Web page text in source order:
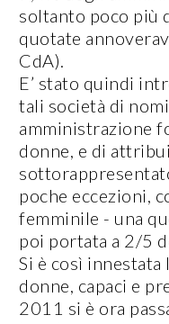
soltanto poco più
quotate
CdA).
E’ stato quindi
tali società di
amministrazione
donne, e di
poche eccezioni,
femminile - una
poi portata a 2/5
Si è così innestata
donne, capaci e
2011 si è ora